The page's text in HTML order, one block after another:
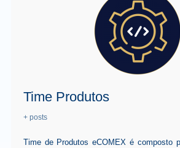
Time Produtos
+ posts
Time de Produtos eCOMEX é composto